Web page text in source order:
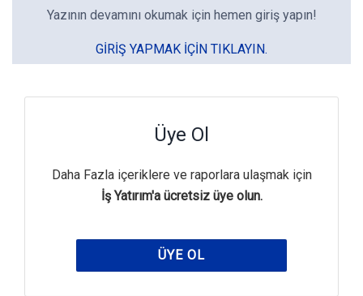
Yazının devamını okumak için hemen giriş yapın!
GIRIŞ YAPMAK IÇIN TIKLAYIN.
Üye Ol
Daha Fazla içeriklere ve raporlara ulaşmak için
İş Yatırım'a ücretsiz üye olun.
ÜYE OL